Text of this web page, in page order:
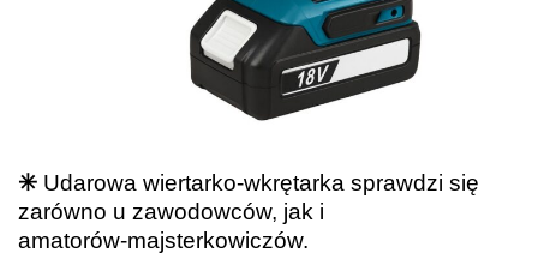
✳️ Udarowa wiertarko‑wkrętarka sprawdzi się
zarówno u zawodowców, jak i
amatorów‑majsterkowiczów.